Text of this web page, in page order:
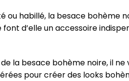
ou habillé, la besace
d’elle un accessoire
la besace bohème noire, il
pour créer des looks